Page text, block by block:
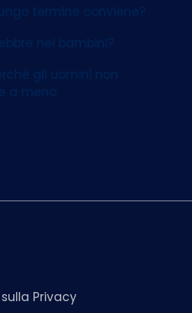
termine conviene?
nei bambini?
gli uomini non
a meno
Privacy